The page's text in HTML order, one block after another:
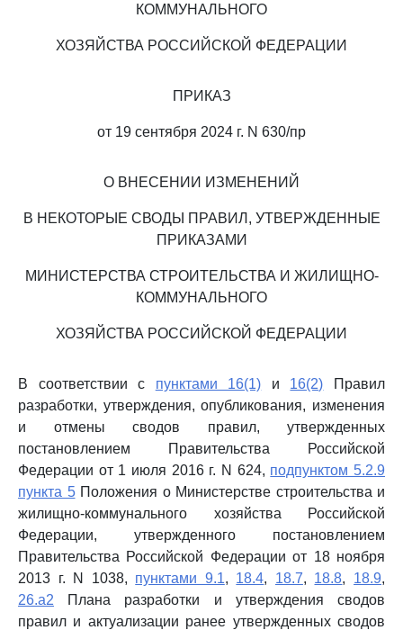
КОММУНАЛЬНОГО
ХОЗЯЙСТВА РОССИЙСКОЙ ФЕДЕРАЦИИ
ПРИКАЗ
от 19 сентября 2024 г. N 630/пр
О ВНЕСЕНИИ ИЗМЕНЕНИЙ
В НЕКОТОРЫЕ СВОДЫ ПРАВИЛ, УТВЕРЖДЕННЫЕ
ПРИКАЗАМИ
МИНИСТЕРСТВА СТРОИТЕЛЬСТВА И ЖИЛИЩНО-
КОММУНАЛЬНОГО
ХОЗЯЙСТВА РОССИЙСКОЙ ФЕДЕРАЦИИ
В соответствии с пунктами 16(1) и 16(2) Правил
разработки, утверждения, опубликования, изменения
и отмены сводов правил, утвержденных
постановлением Правительства Российской
Федерации от 1 июля 2016 г. N 624, подпунктом 5.2.9
пункта 5Положения о Министерстве строительства и
жилищно-коммунального хозяйства Российской
Федерации, утвержденного постановлением
Правительства Российской Федерации от 18 ноября
2013 г. N 1038, пунктами 9.1, 18.4, 18.7, 18.8, 18.9,
26.а2 Плана разработки и утверждения сводов
правил и актуализации ранее утвержденных сводов